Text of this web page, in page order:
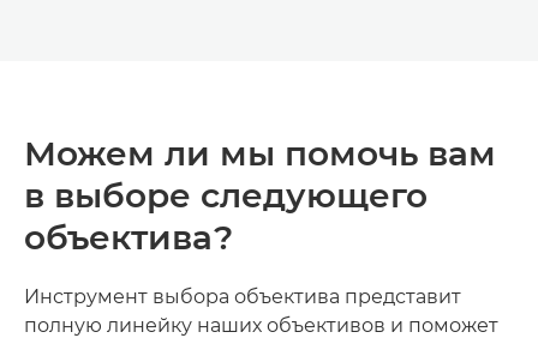
Можем ли мы помочь вам
в выборе следующего
объектива?
Инструмент выбора объектива представит
полную линейку наших объективов и поможет